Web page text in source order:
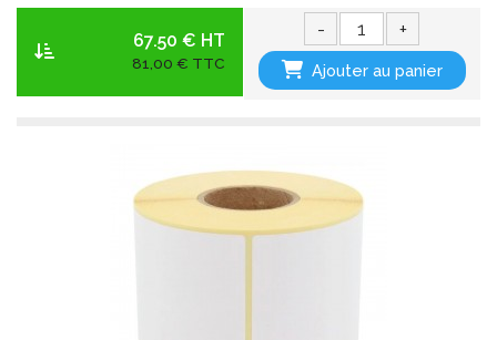
67.50 € HT
81,00 € TTC
- +
Ajouter au panier